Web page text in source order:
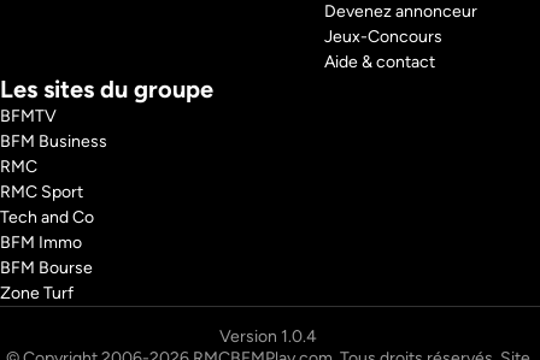
Devenez annonceur
Jeux-Concours
Aide & contact
Les sites du groupe
BFMTV
BFM Business
RMC
RMC Sport
Tech and Co
BFM Immo
BFM Bourse
Zone Turf